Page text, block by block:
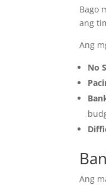
Bago
ang
Ang
No
Ang